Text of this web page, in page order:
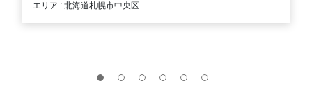
エリア : 北海道札幌市中央区